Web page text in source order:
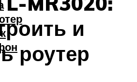
и
роутер